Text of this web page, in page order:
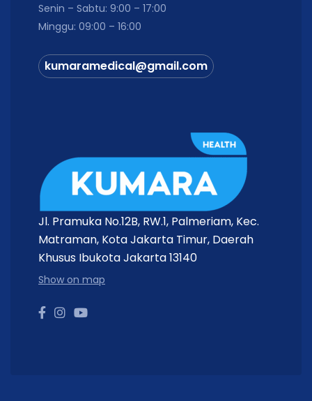
Senin – Sabtu: 9:00 – 17:00
Minggu: 09:00 – 16:00
kumaramedical@gmail.com
Jl. Pramuka No.12B, RW.1, Palmeriam, Kec.
Matraman, Kota Jakarta Timur, Daerah
Khusus Ibukota Jakarta 13140
Show on map